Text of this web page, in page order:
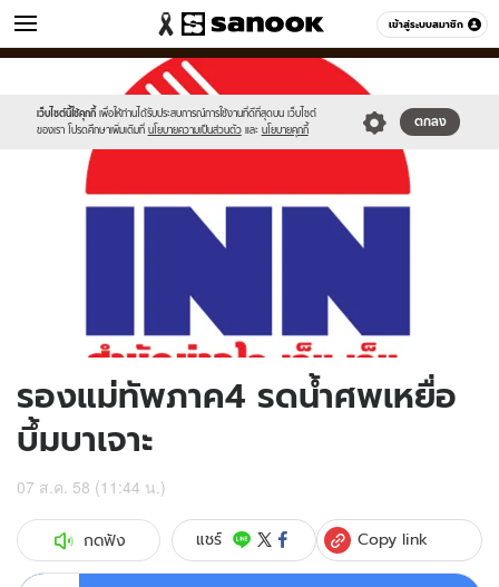
เข้าสู่ระบบสมาชิก
ข่าว หมวดอื่นๆ
เว็บไซต์นี้ใช้คุกกี้ เพื่อให้ท่านได้รับประสบการณ์การใช้งานที่ดีที่สุดบน เว็บไซต์
ของเรา โปรดศึกษาเพิ่มเติมที่ นโยบายความเป็นส่วนตัว และ นโยบายคุกกี้
ตกลง
//s.isanook.com/sr/0/images/logo-
sanook.png
//s.isanook.com/ns/0/ud/368/1843542/637405-
รองแม่ทัพภาค4 รดน้ำศพเหยื่อ
บึ้มบาเจาะ
07 ส.ค. 58 (11:44 น.)
กดฟัง แชร์ Copy link